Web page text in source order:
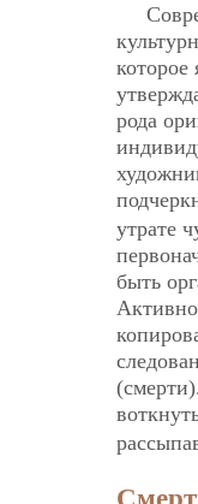
которое
рода
утрате
быть